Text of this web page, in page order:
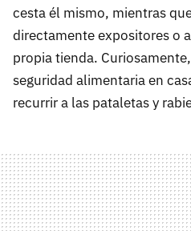
cesta él mismo, mientras
directamente expositores o
propia tienda.
seguridad alimentaria en
recurrir a las pataletas y